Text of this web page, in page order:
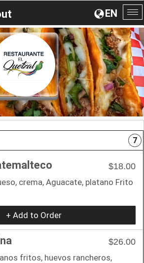
EN
7
$18.00
crema, Aguacate, platano Frito
+ Add to Order
$26.00
fritos, huevos rancheros,